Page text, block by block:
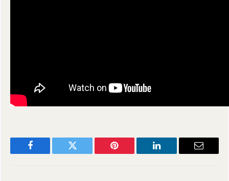
Facebook Twitter Pinterest LinkedIn Email